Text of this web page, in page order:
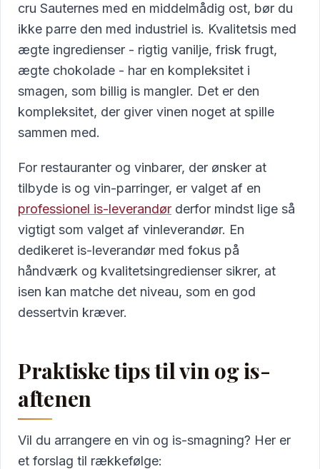
cru Sauternes med en middelmådig ost, bør du
ikke parre den med industriel is. Kvalitetsis med
ægte ingredienser - rigtig vanilje, frisk frugt,
ægte chokolade - har en kompleksitet i
smagen, som billig is mangler. Det er den
kompleksitet, der giver vinen noget at spille
sammen med.
For restauranter og vinbarer, der ønsker at
tilbyde is og vin-parringer, er valget af en
professionel is-leverandør derfor mindst lige så
vigtigt som valget af vinleverandør. En
dedikeret is-leverandør med fokus på
håndværk og kvalitetsingredienser sikrer, at
isen kan matche det niveau, som en god
dessertvin kræver.
Praktiske tips til vin og is-
aftenen
Vil du arrangere en vin og is-smagning? Her er
et forslag til rækkefølge: